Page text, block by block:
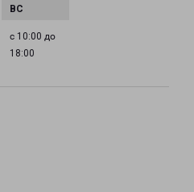
с 10:00 до
18:00